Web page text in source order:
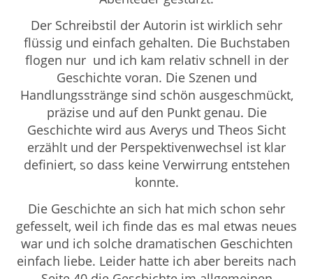
Der Schreibstil der Autorin ist wirklich sehr
flüssig und einfach gehalten. Die Buchstaben
flogen nur und ich kam relativ schnell in der
Geschichte voran. Die Szenen und
Handlungsstränge sind schön ausgeschmückt,
präzise und auf den Punkt genau. Die
Geschichte wird aus Averys und Theos Sicht
erzählt und der Perspektivenwechsel ist klar
definiert, so dass keine Verwirrung entstehen
konnte.
Die Geschichte an sich hat mich schon sehr
gefesselt, weil ich finde das es mal etwas neues
war und ich solche dramatischen Geschichten
einfach liebe. Leider hatte ich aber bereits nach